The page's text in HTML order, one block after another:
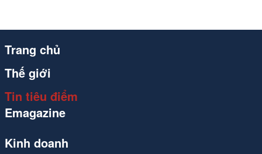
Trang chủ
Thế giới
Tin tiêu điểm
Emagazine
Kinh doanh